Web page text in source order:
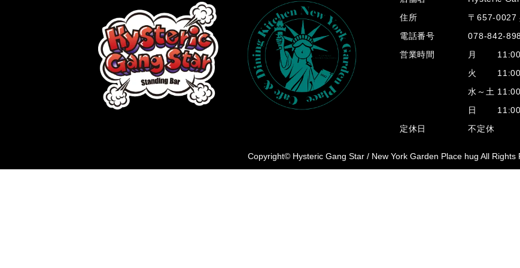
住所
〒657-0027
電話番号
078-842-
営業時間
月 11:00 -
火 11:00 -
水～土
日 11:00 -
定休日
不定休
Copyright© Hysteric Gang Star / New York Garden Place hug All Rights